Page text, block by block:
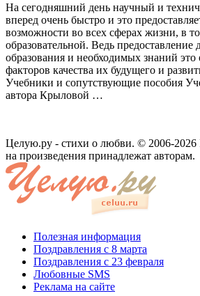
На сегодняшний день научный и
вперед очень быстро и это
возможности во всех сферах жизни, в
образовательной. Ведь предоставление
образования и необходимых знаний
факторов качества их будущего и
Учебники и сопутствующие пособия
автора Крыловой …
Целую.ру - стихи о любви. © 2006-2026
на произведения принадлежат авторам.
Полезная информация
Поздравления с 8 марта
Поздравления с 23 февраля
Любовные SMS
Реклама на сайте